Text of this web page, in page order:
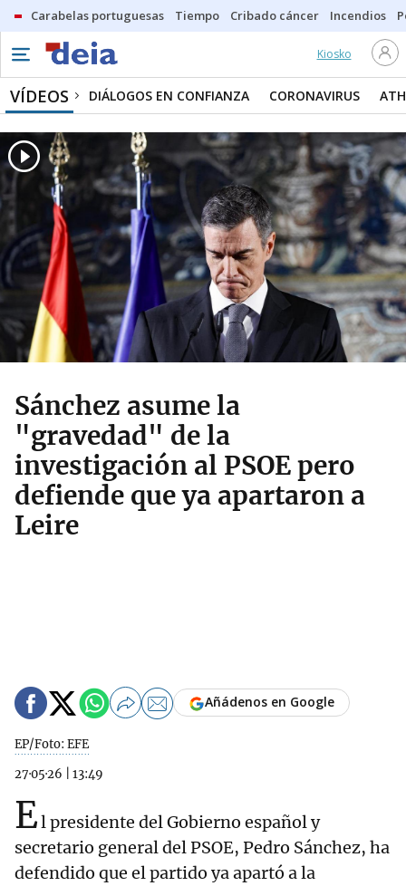
Carabelas portuguesas Tiempo Cribado cáncer Incendios
Kiosko
VÍDEOS DIÁLOGOS EN CONFIANZA CORONAVIRUS
Sánchez asume la
"gravedad" de la
investigación al PSOE pero
defiende que ya apartaron a
Leire
EP/Foto: EFE
27·05·26
13:49
Añádenos en Google
El presidente del Gobierno español y
secretario general del PSOE, Pedro Sánchez, ha
defendido que el partido ya apartó a la